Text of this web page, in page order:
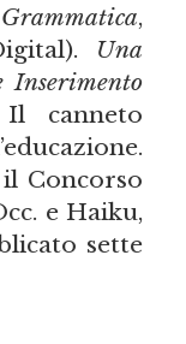
,
Una
Inserimento
canneto
Concorso
e Haiku,
sette